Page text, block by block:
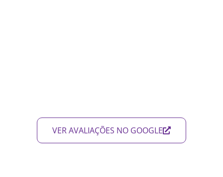
VER AVALIAÇÕES NO GOOGLE